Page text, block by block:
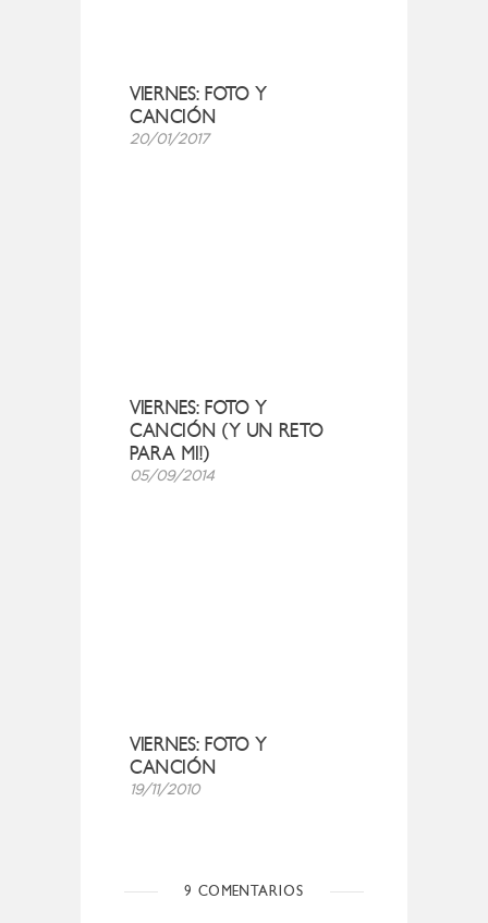
VIERNES: FOTO Y
CANCIÓN
20/01/2017
VIERNES: FOTO Y
CANCIÓN (Y UN RETO
PARA MI!)
05/09/2014
VIERNES: FOTO Y
CANCIÓN
19/11/2010
9 COMENTARIOS